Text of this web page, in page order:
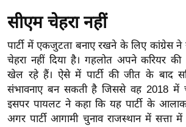
मि
सा
ल
श
ख्सि
य
त
सीएम चेहरा नहीं
पार्टी में एकजुटता बनाए रखने के लिए कांग्रेस ने
चेहरा नहीं दिया है। गहलोत अपने करियर की
खेल रहे हैं। ऐसे में पार्टी की जीत के बाद
संभावनाए बन सकती है जिससे वह 2018 में
इसपर पायलट ने कहा कि यह पार्टी के
अगर पार्टी आगामी चुनाव राजस्थान में सत्ता